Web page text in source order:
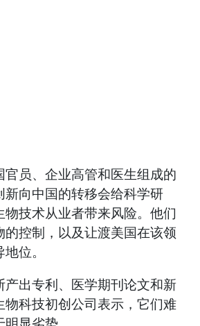
官员、企业高管和医生组成的
新向中国的转移会给科学研
物技术从业者带来风险。他们
的控制，以及让渡美国在该领
位。
产出专利、医学期刊论文和新
物科技初创公司表示，它们难